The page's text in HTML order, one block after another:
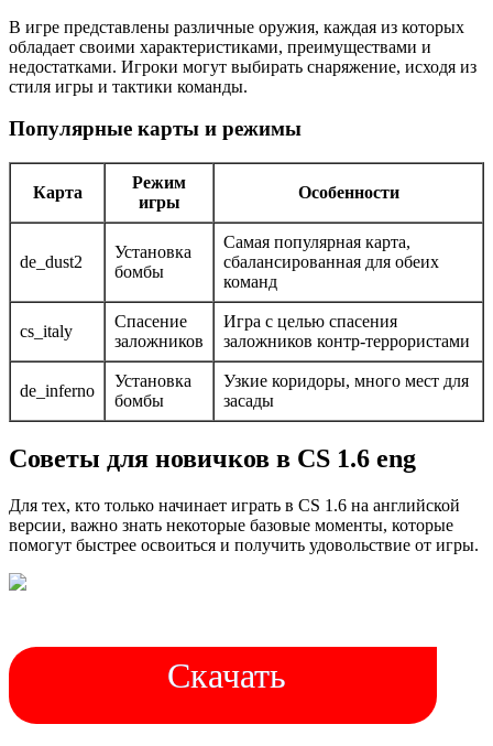
В игре представлены различные оружия, каждая из которых
обладает своими характеристиками, преимуществами и
недостатками. Игроки могут выбирать снаряжение, исходя из
стиля игры и тактики команды.
Популярные карты и режимы
Карта
Режим
игры
Особенности
de_dust2
Установка
бомбы
Самая популярная карта,
сбалансированная для обеих
команд
cs_italy
Спасение
заложников
Игра с целью спасения
заложников контр-террористами
de_inferno
Установка
бомбы
Узкие коридоры, много мест для
засады
Советы для новичков в CS 1.6 eng
Для тех, кто только начинает играть в CS 1.6 на английской
версии, важно знать некоторые базовые моменты, которые
помогут быстрее освоиться и получить удовольствие от игры.
Скачать